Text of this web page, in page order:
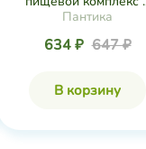
Пантика
634 ₽ 647 ₽
В корзину